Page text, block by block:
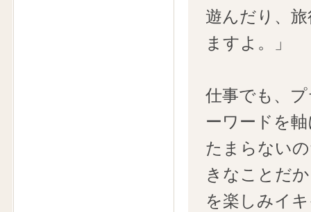
遊んだり、
ますよ。」
仕事でも、
ーワードを
たまらない
きなことだ
を楽しみイ